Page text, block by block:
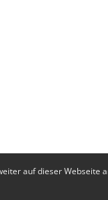
auf dieser Webseite